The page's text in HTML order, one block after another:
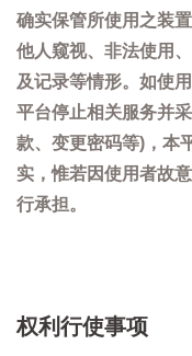
确实保管所使用之装
他人窥视、非法使用
及记录等情形。如使
平台停止相关服务并
款、变更密码等)，本
实，惟若因使用者故
行承担。
权利行使事项